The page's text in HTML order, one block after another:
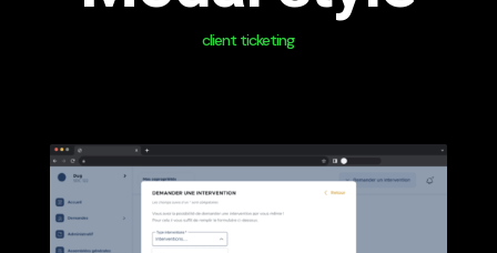
client ticketing